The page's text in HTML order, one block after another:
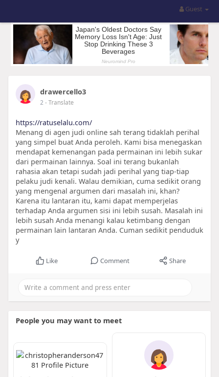
Guest
drawercello3
2- Translate
https://ratuselalu.com/
Menang di agen judi online sah terang tidaklah perihal
yang simpel buat Anda peroleh. Kami bisa menegaskan
mendapat kemenangan pada permainan ini lebih sukar
dari permainan lainnya. Soal ini terang bukanlah
rahasia akan tetapi sudah jadi perihal yang tiap-tiap
pelaku judi kenali. Walau demikian, cuma sedikit orang
yang mengenal argumen dari masalah ini, khan?
Karena itu lantaran itu, kami dapat memperjelas
terhadap Anda argumen sisi ini lebih susah. Masalah ini
lebih susah Anda menangi kalau ketimbang dengan
permainan lain lantaran Anda. Cuman sedikit penduduk
y
Like Comment Share
People you may want to meet